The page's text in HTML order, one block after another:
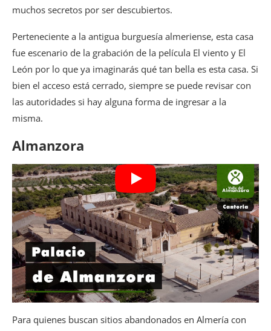
muchos secretos por ser descubiertos.
Perteneciente a la antigua burguesía almeriense, esta casa
fue escenario de la grabación de la película El viento y El
León por lo que ya imaginarás qué tan bella es esta casa. Si
bien el acceso está cerrado, siempre se puede revisar con
las autoridades si hay alguna forma de ingresar a la
misma.
Almanzora
Para quienes buscan sitios abandonados en Almería con